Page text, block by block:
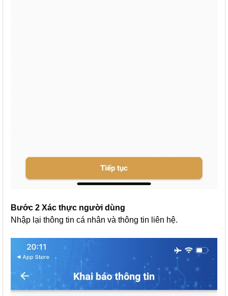
Bước 2 Xác thực người dùng
Nhập lại thông tin cá nhân và thông tin liên hệ.